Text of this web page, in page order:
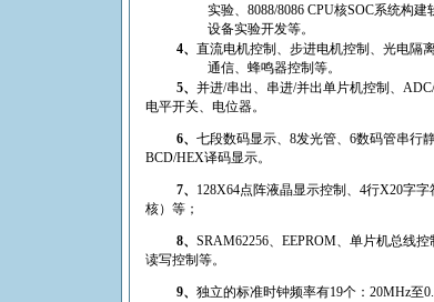
实验、8088/8086 CPU核SOC系统构建
设备实验开发等。
4、 直流电机控制、步进电机控制、光电隔
通信、蜂鸣器控制等。
5、并进/串出、串进/并出单片机控制、
电平开关、电位器。
6、七段数码显示、8发光管、6数码管串行
BCD/HEX译码显示。
7、 128X64点阵液晶显示控制、4行X20字字
核）等；
8、SRAM62256、EEPROM、单片机总线控
读写控制等。
9、 独立的标准时钟频率有19个： 20MHz至